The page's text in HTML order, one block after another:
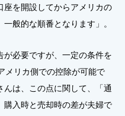
座を開設してからアメリカの
般的な順番となります」。
必要ですが、一定の条件を
メリカ側での控除が可能で
は、この点に関して、「通
購入時と売却時の差が夫婦で